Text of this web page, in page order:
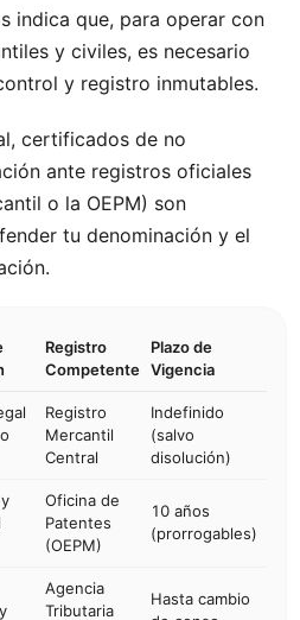
indica que, para operar con
y civiles, es necesario
y registro inmutables.
certificados de no
ante registros oficiales
o la OEPM) son
tu denominación y el
Registro
Competente
Plazo de
Vigencia
Registro
Mercantil
Central
Indefinido
(salvo
disolución)
Oficina de
Patentes
(OEPM)
10 años
(prorrogables)
Agencia
Tributaria
Hasta cambio